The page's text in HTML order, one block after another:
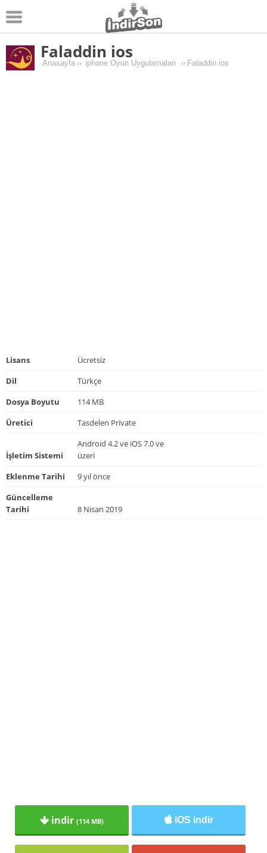
Android
Pc Oyunları
Faladdin ios
Anasayfa ›› iphone Oyun Uygulamaları ›› Faladdin ios
Lisans
Ücretsiz
Dil
Türkçe
Dosya Boyutu
114 MB
Üretici
Tasdelen Private
İşletim Sistemi
Android 4.2 ve iOS 7.0 ve
üzeri
Eklenme Tarihi
9 yıl önce
Güncelleme
Tarihi
8 Nisan 2019
indir(114 MB) iOS indir